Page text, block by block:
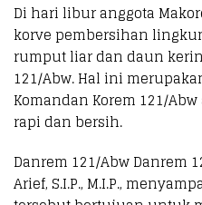
Di hari libur anggota
korve pembersihan
rumput liar dan daun
121/Abw. Hal ini
Komandan Korem 121/
rapi dan bersih.
Danrem 121/Abw Danrem
Arief, S.I.P., M.I.P.,